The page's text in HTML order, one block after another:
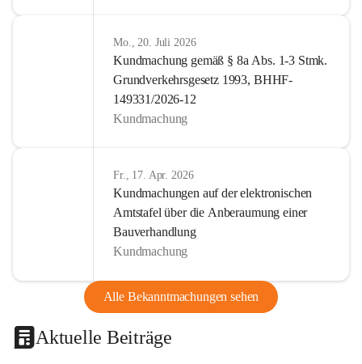
Mo., 20. Juli 2026
Kundmachung gemäß § 8a Abs. 1-3 Stmk.
Grundverkehrsgesetz 1993, BHHF-
149331/2026-12
Kundmachung
Fr., 17. Apr. 2026
Kundmachungen auf der elektronischen
Amtstafel über die Anberaumung einer
Bauverhandlung
Kundmachung
Alle Bekanntmachungen sehen
Aktuelle Beiträge